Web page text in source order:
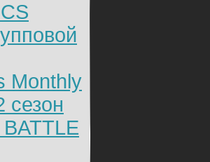
Monthly
сезон